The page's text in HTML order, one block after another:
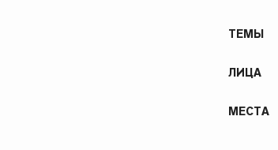
ТЕМЫ
ЛИЦА
МЕСТА